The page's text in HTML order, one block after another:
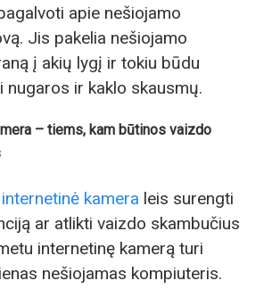
apie nešiojamo
Jis pakelia nešiojamo
į akių lygį ir tokiu būdu
nugaros ir kaklo skausmų.
– tiems, kam būtinos vaizdo
internetinė kamera leis surengti
ar atlikti vaizdo skambučius
internetinę kamerą turi
nešiojamas kompiuteris.